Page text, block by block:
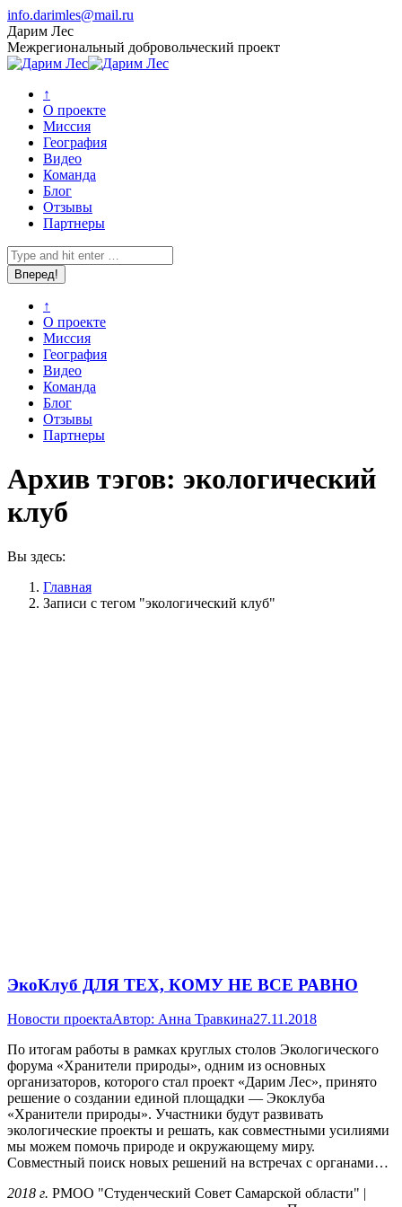
Перейти
к
содержанию
info.darimles@mail.ru
Вконтакте
page
opens
new
window
Vimeo
page
opens
new
window
Дарим Лес
Межрегиональный добровольческий проект
↑
О проекте
Миссия
География
Видео
Команда
Блог
Отзывы
Партнеры
Поиск:
↑
О проекте
Миссия
География
Видео
Команда
Блог
Отзывы
Партнеры
Архив тэгов: экологический
клуб
Вы здесь:
Главная
Записи с тегом "экологический клуб"
ЭкоКлуб ДЛЯ ТЕХ, КОМУ НЕ ВСЕ РАВНО
Новости проектаАвтор: Анна Травкина27.11.2018
По итогам работы в рамках круглых столов Экологического
форума «Хранители природы», одним из основных
организаторов, которого стал проект «Дарим Лес», принято
решение о создании единой площадки — Экоклуба
«Хранители природы». Участники будут развивать
экологические проекты и решать, как совместными усилиями
мы можем помочь природе и окружающему миру.
Совместный поиск новых решений на встречах с органами…
2018 г. РМОО "Студенческий Совет Самарской области" |